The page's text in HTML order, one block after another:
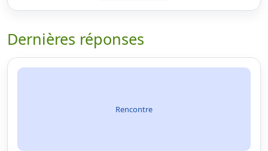
Dernières réponses
Rencontre